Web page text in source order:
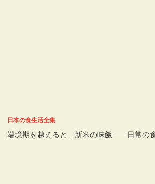
日本の食生活全集
端境期を越えると、新米の味飯――日常の